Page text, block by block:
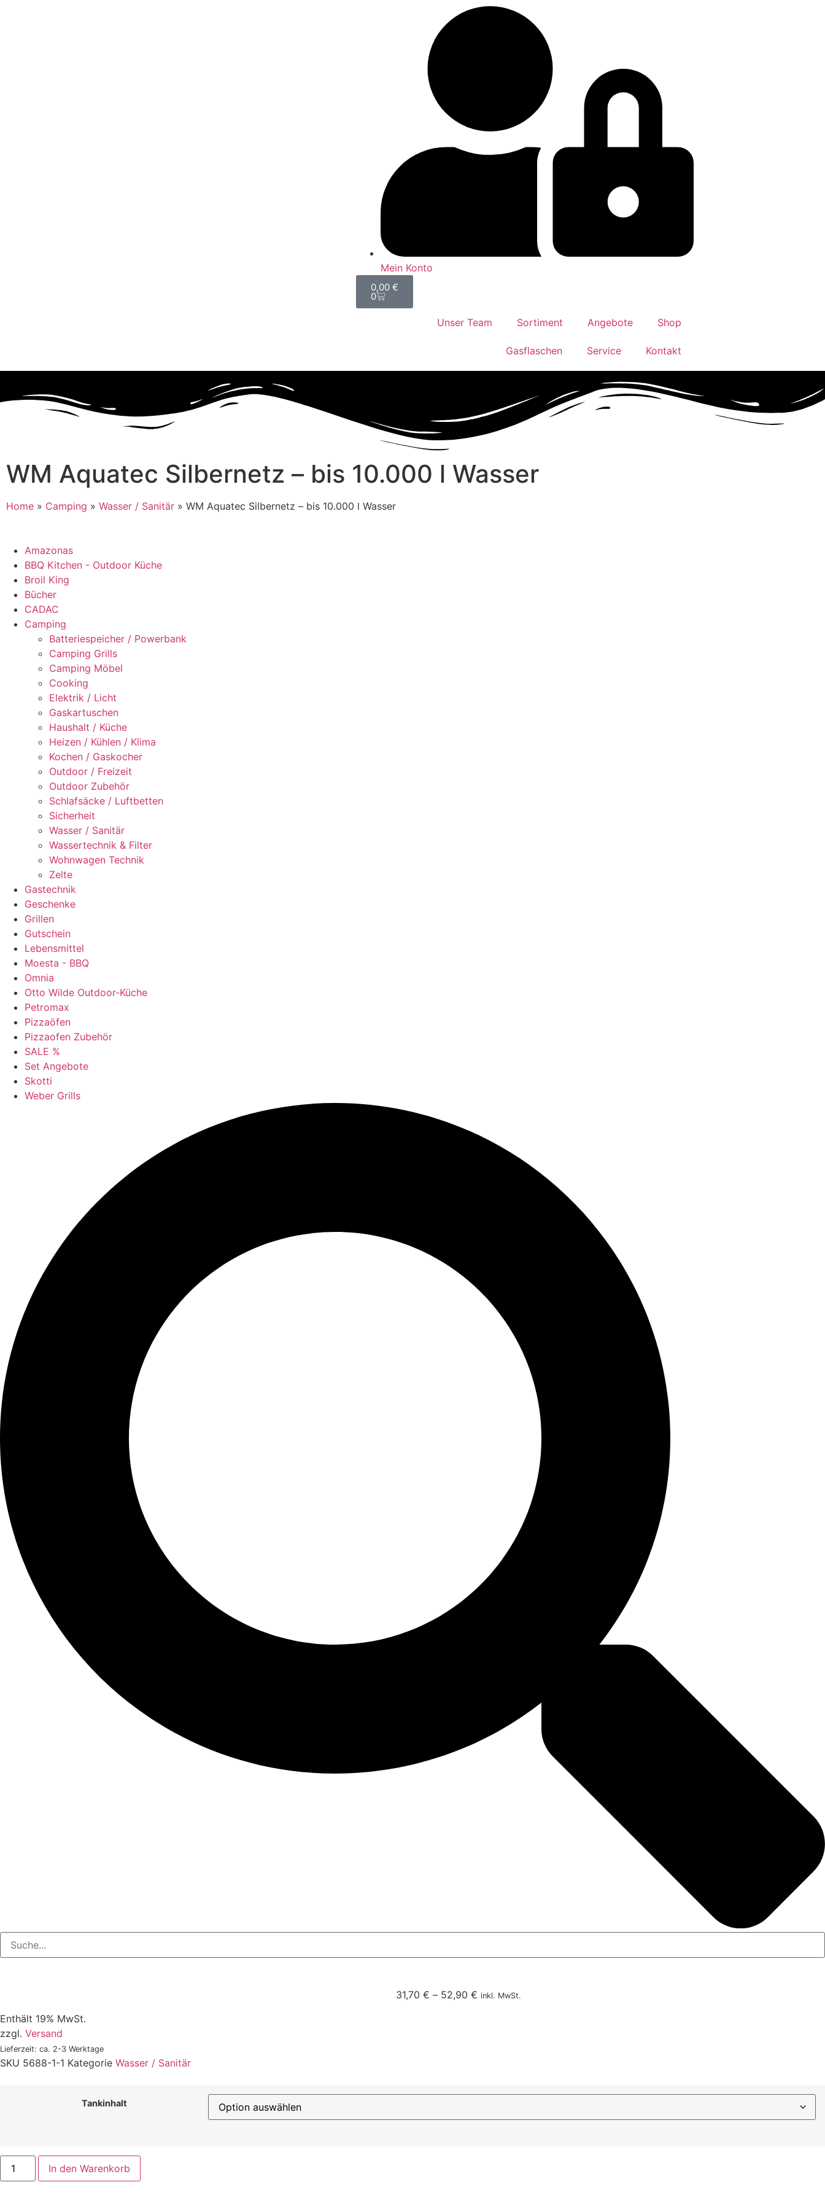
Mein Konto
0,00 €
0
Unser Team Sortiment Angebote Shop
Gasflaschen Service Kontakt
WM Aquatec Silbernetz – bis 10.000 l Wasser
Home » Camping » Wasser / Sanitär » WM Aquatec Silbernetz – bis 10.000 l Wasser
Amazonas
BBQ Kitchen - Outdoor Küche
Broil King
Bücher
CADAC
Camping
Batteriespeicher / Powerbank
Camping Grills
Camping Möbel
Cooking
Elektrik / Licht
Gaskartuschen
Haushalt / Küche
Heizen / Kühlen / Klima
Kochen / Gaskocher
Outdoor / Freizeit
Outdoor Zubehör
Schlafsäcke / Luftbetten
Sicherheit
Wasser / Sanitär
Wassertechnik & Filter
Wohnwagen Technik
Zelte
Gastechnik
Geschenke
Grillen
Gutschein
Lebensmittel
Moesta - BBQ
Omnia
Otto Wilde Outdoor-Küche
Petromax
Pizzaöfen
Pizzaofen Zubehör
SALE %
Set Angebote
Skotti
Weber Grills
31,70€ – 52,90€ inkl. MwSt.
Enthält 19% MwSt.
zzgl. Versand
Lieferzeit: ca. 2-3 Werktage
SKU 5688-1-1 Kategorie Wasser / Sanitär
Tankinhalt
In den Warenkorb